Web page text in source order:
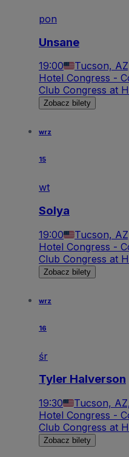
pon
Unsane
19:00 Tucson,
Hotel Congress -
Club Congress at
Zobacz bilety
wrz
15
wt
Solya
19:00 Tucson,
Hotel Congress -
Club Congress at
Zobacz bilety
wrz
16
śr
Tyler Halverson
19:30 Tucson,
Hotel Congress -
Club Congress at
Zobacz bilety